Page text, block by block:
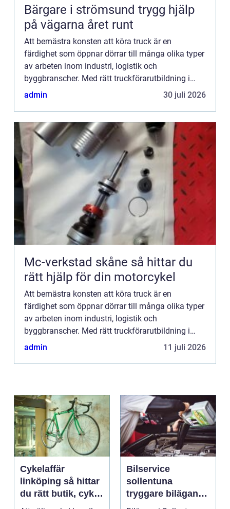
Bärgare i strömsund trygg hjälp
på vägarna året runt
Att bemästra konsten att köra truck är en
färdighet som öppnar dörrar till många olika typer
av arbeten inom industri, logistik och
byggbranscher. Med rätt truckförarutbildning i
ryggen står du som ...
admin 30 juli 2026
Mc-verkstad skåne så hittar du
rätt hjälp för din motorcykel
Att bemästra konsten att köra truck är en
färdighet som öppnar dörrar till många olika typer
av arbeten inom industri, logistik och
byggbranscher. Med rätt truckförarutbildning i
ryggen står du som ...
admin 11 juli 2026
Cykelaffär
linköping så hittar
du rätt butik, cykel
och service
Bilservice
sollentuna
tryggare bilägande
året runt